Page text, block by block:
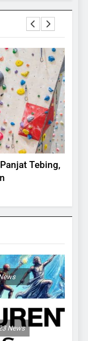
Tebing,
News
Gajah Takut
Tentang
anak